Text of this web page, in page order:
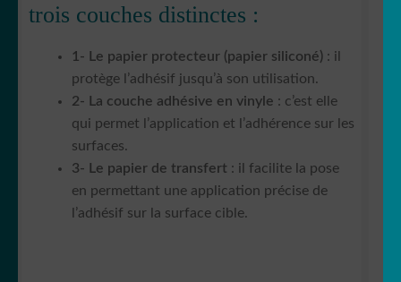
trois couches distinctes :
1- Le papier protecteur (papier siliconé) : il
protège l’adhésif jusqu’à son utilisation.
2- La couche adhésive en vinyle : c’est elle
qui permet l’application et l’adhérence sur les
surfaces.
3- Le papier de transfert : il facilite la pose
en permettant une application précise de
l’adhésif sur la surface cible.